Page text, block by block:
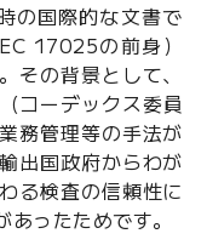
の国際的な文書で
17025の前身）
その背景として、
コーデックス委員
務管理等の手法が
出国政府からわが
る検査の信頼性に
ったためです。